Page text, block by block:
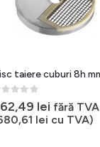
taiere cuburi 8h
of 5 lei fără TVA
lei cu TVA)